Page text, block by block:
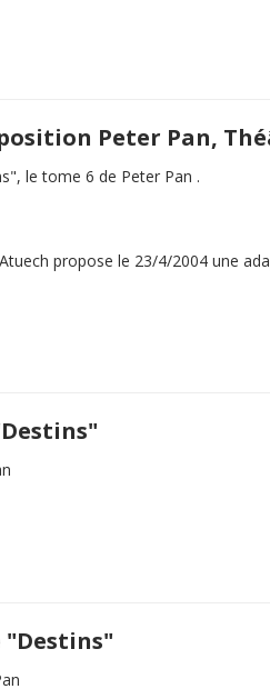
Peter Pan,
le tome 6 de Peter Pan .
propose le 23/4/2004 une
"Destins"